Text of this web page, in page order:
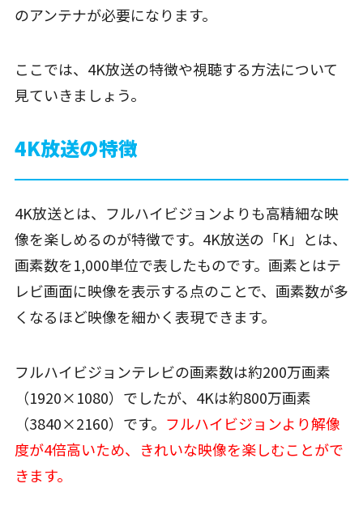
のアンテナが必要になります。
ここでは、4K放送の特徴や視聴する方法について
見ていきましょう。
4K放送の特徴
4K放送とは、フルハイビジョンよりも高精細な映
像を楽しめるのが特徴です。4K放送の「K」とは、
画素数を1,000単位で表したものです。画素とはテ
レビ画面に映像を表示する点のことで、画素数が多
くなるほど映像を細かく表現できます。
フルハイビジョンテレビの画素数は約200万画素
（1920×1080）でしたが、4Kは約800万画素
（3840×2160）です。 フルハイビジョンより解像
度が4倍高いため、きれいな映像を楽しむことがで
きます。